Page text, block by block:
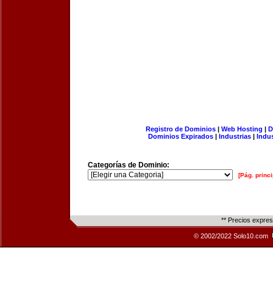
Registro de Dominios| Web Hosting |
Dominios Expirados | Industrias |
Categorías de Dominio:
[Pág.
** Precios
© 2002/2022 Solo10.com